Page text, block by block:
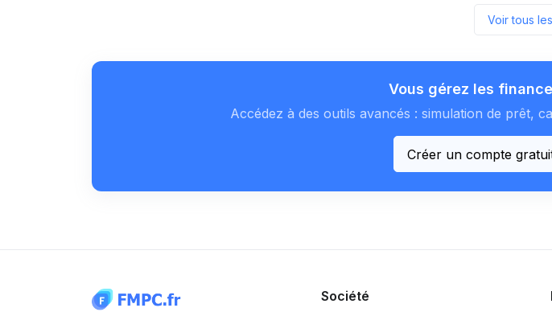
Voir tous
Vous gérez les
Accédez à des outils avancés : simulation de prêt,
Créer un compte
Société